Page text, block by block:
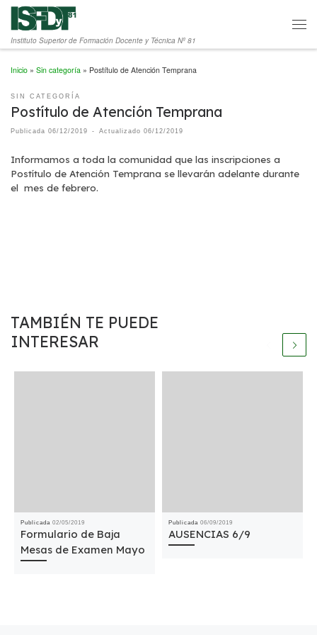
Saltar al contenido
Instituto Superior de Formación Docente y Técnica Nº 81
Inicio » Sin categoría » Postítulo de Atención Temprana
SIN CATEGORÍA
Postítulo de Atención Temprana
Publicada 06/12/2019 - Actualizado 06/12/2019
Informamos a toda la comunidad que las inscripciones a
Postítulo de Atención Temprana se llevarán adelante durante
el mes de febrero.
TAMBIÉN TE PUEDE
INTERESAR
Publicada 02/05/2019
Formulario de Baja
Mesas de Examen Mayo
Publicada 06/09/2019
AUSENCIAS 6/9